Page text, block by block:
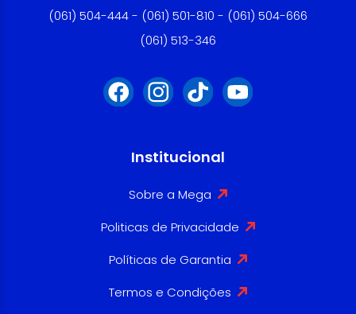
(061) 504-444 - (061) 501-810 - (061) 504-666
(061) 513-346
Institucional
Sobre a Mega
Politicas de Privacidade
Políticas de Garantia
Termos e Condições